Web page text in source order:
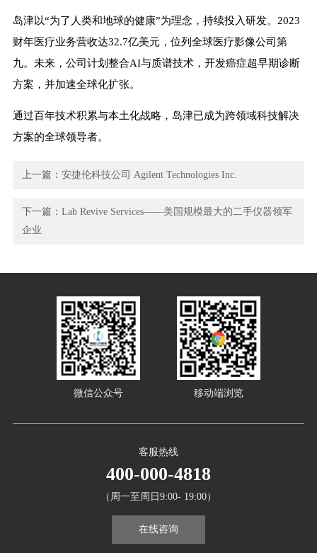
岛津以“为了人类和地球的健康”为理念，持续投入研发。2023
财年医疗业务营收达32.7亿美元，位列全球医疗影像公司第
九。未来，公司计划整合AI与质谱技术，开发癌症超早期诊断
方案，并加速全球化扩张。
通过百年技术积累与本土化战略，岛津已成为跨领域科技解决
方案的全球领导者。
上一篇：安捷伦科技公司 ​​Agilent Technologies Inc.
下一篇：Lab Revive Services——美国规模最大的二手仪器领军
企业
客服热线
400-000-4818
（周一至周日9:00- 19:00）
在线咨询
微信公众号 移动端浏览